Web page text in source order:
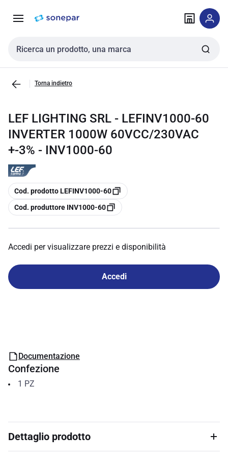
navigazione alla
Cerca input
Torna indietro
LEF LIGHTING SRL - LEFINV1000-60
INVERTER 1000W 60VCC/230VAC
+-3% - INV1000-60
copia
Cod. prodotto LEFINV1000-60
copia
Cod. produttore INV1000-60
Accedi per visualizzare prezzi e disponibilità
Accedi
Documentazione
Confezione
1 PZ
Dettaglio prodotto